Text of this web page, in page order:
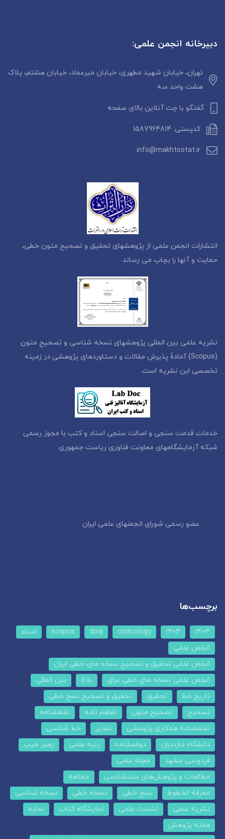
دبیرخانه انجمن علمی:
تهران، خیابان شهید مطهری، خیابان میرعماد، خیابان هشتم، پلاک
هشت واحد سه
گفتگو با چت آنلاین بالای صفحه
کدپستی: 1587964814
info@makhtootat.ir
انتشارات انجمن علمی از پژوهشهای تحقیق و تصحیح متون خطی،
حمایت و آنها را بچاپ می رساند.
نشریه علمی بین المللی پژوهشهای نسخه شناسی و تصحیح متون
(Scopus) آمادۀ پذیرش مقالات و دستاوردهای پژوهشی در زمینه
تخصصی این نشریه است.
خدمات قدمت سنجی و اصالت سنجی اسناد و کتب با مجوز رسمی
شبکه آزمایشگاههای معاونت فناوری ریاست جمهوری
عضو رسمی شورای انجمنهای علمی ایران
برچسب‌ها
1403
1404
codicology
doaj
scopus
اسناد
انجمن علمی
انجمن علمی تحقیق و تصحیح نسخه های خطی ایران
انجمن علمی نسخه های خطی عراق
بلاغ
بین المللی
تاریخ خط
تحقیق
تحقیق و تصحیح نسخ خطی
تصحیح
تصحیح متون تفاهم نامه
تفاهمنامه
تفاهمنامه همکاری پژوهشی
تقدیر
خط شناسی
دانشگاه مازندران
دوفصلنامه رتبه علمی
زهیر طیب
فردوسی مشهد
مجله علمی
مطالعات و پژوهش‌های سندشناسی
مطالعه
معرفة الخطوط
نسخ خطی نسخه خطی
نسخه شناسی
نشریه علمی
نشست علمی نمایشگاه کتاب
نمایه
هفته پژوهش